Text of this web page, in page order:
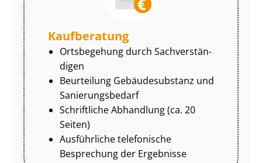
Kaufberatung
Ortsbegehung durch Sach­ver­stän­
di­gen
Beurteilung Gebäudesubstanz und
Sa­nie­rungs­be­darf
Schriftliche Abhandlung (ca. 20
Seiten)
Ausführliche telefonische
Besprechung der Ergebnisse